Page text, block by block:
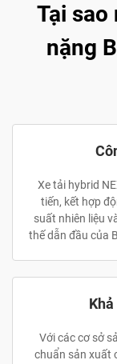
Tại sao
nặng
Xe tải hybrid
tiến, kết hợp
suất nhiên liệu
thế dẫn đầu của
Với các cơ sở
chuẩn sản xuất